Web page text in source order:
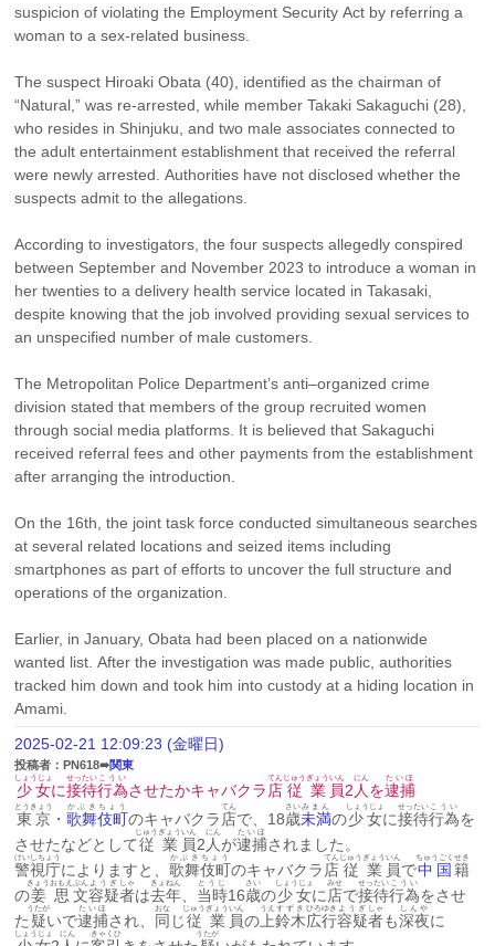
suspicion of violating the Employment Security Act by referring a
woman to a sex-related business.
The suspect Hiroaki Obata (40), identified as the chairman of
“Natural,” was re-arrested, while member Takaki Sakaguchi (28),
who resides in Shinjuku, and two male associates connected to
the adult entertainment establishment that received the referral
were newly arrested. Authorities have not disclosed whether the
suspects admit to the allegations.
According to investigators, the four suspects allegedly conspired
between September and November 2023 to introduce a woman in
her twenties to a delivery health service located in Takasaki,
despite knowing that the job involved providing sexual services to
an unspecified number of male customers.
The Metropolitan Police Department’s anti–organized crime
division stated that members of the group recruited women
through social media platforms. It is believed that Sakaguchi
received referral fees and other payments from the establishment
after arranging the introduction.
On the 16th, the joint task force conducted simultaneous searches
at several related locations and seized items including
smartphones as part of efforts to uncover the full structure and
operations of the organization.
Earlier, in January, Obata had been placed on a nationwide
wanted list. After the investigation was made public, authorities
tracked him down and took him into custody at a hiding location in
Amami.
2025-02-21 12:09:23 (金曜日)
投稿者：PN618➠関東
少女
しょうじょ
に接待
せったい
行為
こうい
させたかキャバクラ 店
てん
従業
じゅうぎょう
員
いん
2 人
にん
を逮捕
たいほ
東京
とうきょう
・ 歌舞伎町
かぶきちょう
のキャバクラ 店
てん
で、18歳
さい
未満
みまん
の少女
しょうじょ
に接待
せったい
行為
こうい
を
させたなどとして従業
じゅうぎょう
員
いん
2 人
にん
が逮捕
たいほ
されました。
警視庁
けいしちょう
によりますと、 歌舞伎町
かぶきちょう
のキャバクラ 店
てん
従業
じゅうぎょう
員
いん
で中国
ちゅうごく
籍
せき
の姜
きょう
思
おもえ
文
ぶん
容疑
ようぎ
者
しゃ
は去年
きょねん
当時
とうじ
16歳
さい
の少女
しょうじょ
に 店
みせ
で接待
せったい
行為
こうい
をさせ
た 疑
うたが
いで逮捕
たいほ
され、 同
おな
じ従業
じゅうぎょう
員
いん
の 上
うえ
鈴木
すずき
広行
ひろゆき
容疑
ようぎ
者
しゃ
も深夜
しんや
に
しょうじょ にん きゃくひ うたが